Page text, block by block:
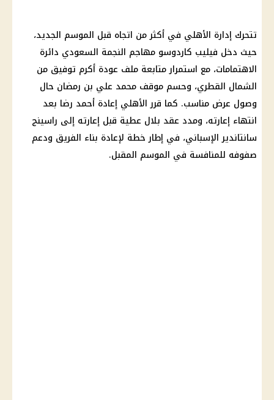
تتحرك إدارة الأهلي في أكثر من اتجاه قبل الموسم الجديد،
حيث دخل فيليب كاردوسو مهاجم النجمة السعودي دائرة
الاهتمامات، مع استمرار متابعة ملف عودة أكرم توفيق من
الشمال القطري، وحسم موقف محمد علي بن رمضان حال
وصول عرض مناسب. كما قرر الأهلي إعادة أحمد رضا بعد
انتهاء إعارته، ومدد عقد بلال عطية قبل إعارته إلى راسينج
سانتاندير الإسباني، في إطار خطة لإعادة بناء الفريق ودعم
صفوفه للمنافسة في الموسم المقبل.